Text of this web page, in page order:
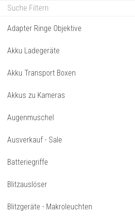
Alle* Artikel ab eigenem
lieferbar! *
Mehr darüber...
S W I S S
IHR WARENKORB IST NOCH LEER.
Phottix Strato II
Adapter Ringe Objektive
Akku Ladegeräte
Akku Transport Boxen
Akkus zu Kameras
Augenmuschel
Ausverkauf - Sale
Batteriegriffe
Blitzauslöser
Blitzgeräte - Makroleuchten